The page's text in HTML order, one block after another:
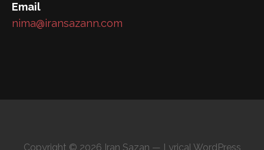
Email
nima@iransazann.com
Copyright © 2026 Iran Sazan — Lyrical WordPress